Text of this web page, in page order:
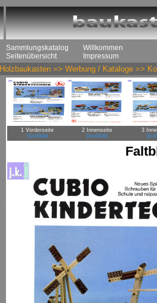
Sammlungskatalog
Seitenübersicht
Willkommen
Impressum
Holzbaukasten => Werbung / Kataloge =>
1 Vorderseite
Großbild
2 Innenseite
Großbild
3